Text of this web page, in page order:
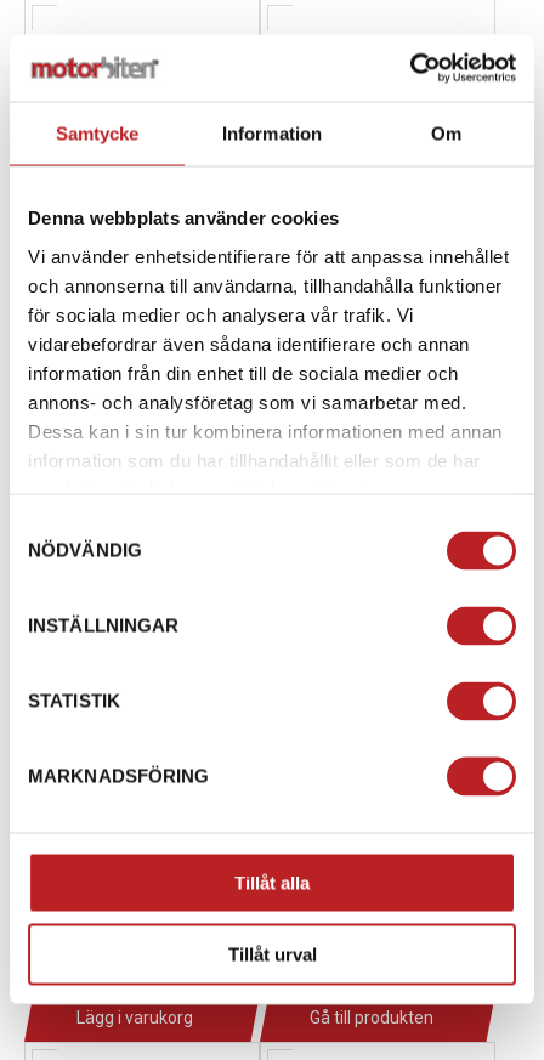
Samtycke Information Om
Denna webbplats använder cookies
Vi använder enhetsidentifierare för att anpassa innehållet
och annonserna till användarna, tillhandahålla funktioner
för sociala medier och analysera vår trafik. Vi
vidarebefordrar även sådana identifierare och annan
information från din enhet till de sociala medier och
annons- och analysföretag som vi samarbetar med.
Dessa kan i sin tur kombinera informationen med annan
information som du har tillhandahållit eller som de har
NÖDVÄNDIG
INSTÄLLNINGAR
STATISTIK
MARKNADSFÖRING
Tillåt alla
Tillåt urval
Motorex Racing Fork Oil
4W - 1 liter
1022431MTX306404
289,00 kr
2-4 dagar lev. tid
Muc-Off - All Conditions
Kedjesmörj - 400ml
1002575MU637
189,00 kr
2-4 dagar lev. tid
1002576
Lägg i varukorg
CHAIN 250ml
140,00 kr
4-10 dagar
Gå till produkten